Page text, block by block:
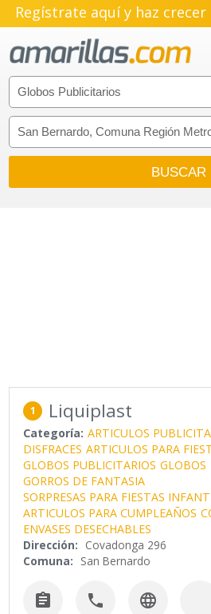
Regístrate aquí y haz
1 Liquiplast
Categoría: ARTICULOS
DISFRACES ARTICULOS PARA
GLOBOS PUBLICITARIOS GLOBOS
GORROS DE FANTASIA
SORPRESAS PARA FIESTAS
ARTICULOS PARA CUMPLEAÑOS
ENVASES DESECHABLES
Dirección: Covadonga 296
Comuna: San Bernardo
  